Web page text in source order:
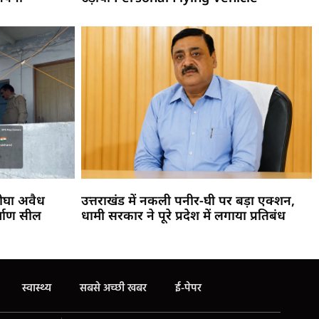
अवैध
सील
उत्तराखंड में नकली पनीर-घी पर बड़ा एक्शन,
धामी सरकार ने पूरे प्रदेश में लगाया प्रतिबंध
स्वास्थ्य सबसे अच्छी खबर ई-पेपर